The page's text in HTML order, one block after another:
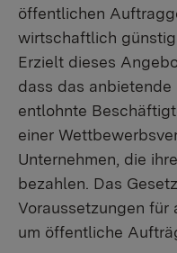
öffentlichen
wirtschaftlich
Erzielt dieses
dass das
entlohnte
einer
Unternehmen, die
bezahlen. Das
Voraussetzungen für
um öffentliche